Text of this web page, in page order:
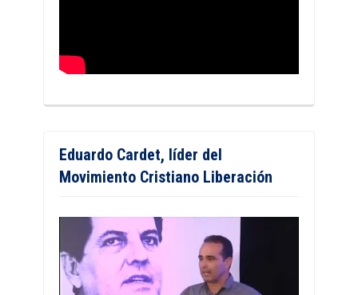
Eduardo Cardet, líder del
Movimiento Cristiano Liberación